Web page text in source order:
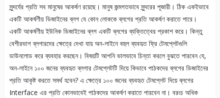
সুন্দর্যের প্রতি সব মানুষের আকর্ষণ রয়েছে। মানুষ জন্মগতভাবে সুন্দরের পূজারী। ঠিক একইভাবে
একটি আকর্ষণীয় ডিজাইনের ব্লগ যে কোন লোককে ব্লগের প্রতি আকর্ষণ করাতে পারে।
একটি আকর্ষণীয় ইউনিক ডিজাইনের ব্লগ একটি ব্লগের ব্যক্তিত্বের প্রকাশ করে। কিন্তু
বেশীরভাগ ব্লগারদের ক্ষেত্রে দেখা যায় অন-লাইনে বহুল ব্যবহৃত ফ্রি টেমপ্লেটগুলি
ডাউনলোড করে ব্যবহার করছেন। বিষয়টি আপনি ভালভাবে চিন্তা করলে বুঝতে পারবেন যে,
অন-লাইনে ১০০ জনের ব্যবহৃত ব্লগার টেমপ্লেটটি দিয়ে কিভাবে পাঠকদের ব্লগের ডিজাইনের
প্রতি আকৃষ্ট করতে সমর্থ হবেন? এ ক্ষেত্রে ১০০ জনের ব্যবহৃত টেমপ্লেট দিয়ে ব্লগের
Interface এর প্রতি কোনভাবেই পাঠকদের আকর্ষণ করাতে পারবেন না। বরংচ অধিক